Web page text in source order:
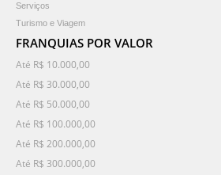
Serviços
Turismo e Viagem
FRANQUIAS POR VALOR
Até R$ 10.000,00
Até R$ 30.000,00
Até R$ 50.000,00
Até R$ 100.000,00
Até R$ 200.000,00
Até R$ 300.000,00